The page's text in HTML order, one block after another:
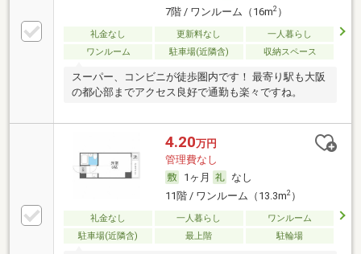
7階 / ワンルーム（16m2）
礼金なし 更新料なし
一人暮らし
ワンルーム
駐車場(近隣含) 収納スペース
スーパー、コンビニが徒歩圏内です！ 最寄り駅も大阪
の都心部までアクセス良好で通勤も楽々ですね。
4.20万円
管理費なし
1ヶ月
なし
11階 / ワンルーム（13.3m2）
礼金なし 一人暮らし
ワンルーム
駐車場(近隣含)
最上階 駐輪場